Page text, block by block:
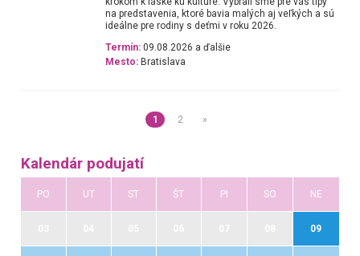
na predstavenia, ktoré bavia malých aj veľkých a sú
ideálne pre rodiny s deťmi v roku 2026.
Termín: 09.08.2026 a ďalšie
Mesto: Bratislava
1 2 »
Kalendár podujatí
PO UT ST ŠT PI SO NE
09